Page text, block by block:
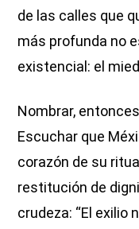
de las calles que
más profunda no
existencial: el
Nombrar,
Escuchar que
corazón de su
restitución de
crudeza: “El exilio